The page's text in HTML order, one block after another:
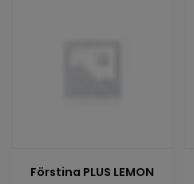
Förstina PLUS LEMON